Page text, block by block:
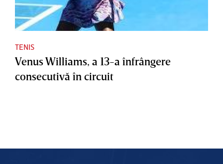
TENIS
Venus Williams, a 13-a înfrângere
consecutivă în circuit